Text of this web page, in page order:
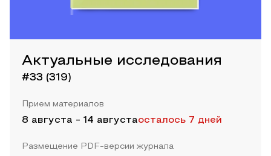
Актуальные исследования
#33 (319)
Прием материалов
8 августа - 14 августаосталось 7 дней
Размещение PDF-версии журнала